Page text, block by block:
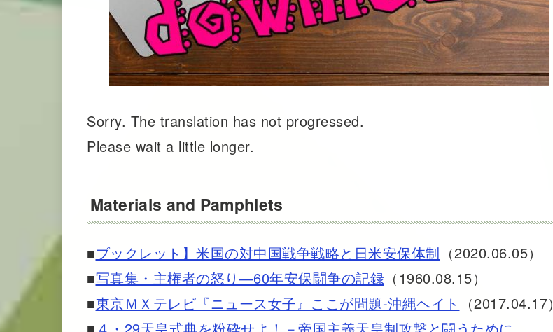
Sorry. The translation has not progressed.
Please wait a little longer.
Materials and Pamphlets
■ブックレット】米国の対中国戦争戦略と日米安保体制 （2020.06.05）
■写真集・主権者の怒り―60年安保闘争の記録 （1960.08.15）
■東京ＭＸテレビ『ニュース女子』ここが問題-沖縄ヘイト
（2017.04.17）